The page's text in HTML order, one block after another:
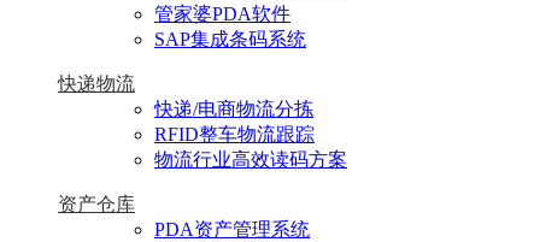
管家婆PDA软件
SAP集成条码系统
快递物流
快递/电商物流分拣
RFID整车物流跟踪
物流行业高效读码方案
资产仓库
PDA资产管理系统